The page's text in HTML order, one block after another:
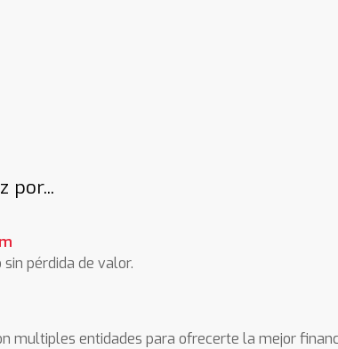
por...
pérdida de valor.
multiples entidades para ofrecerte la mejor